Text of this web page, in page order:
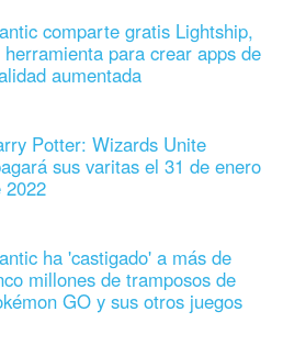
comparte gratis Lightship,
herramienta para crear apps de
aumentada
Potter: Wizards Unite
sus varitas el 31 de enero
2022
ha 'castigado' a más de
millones de tramposos de
GO y sus otros juegos